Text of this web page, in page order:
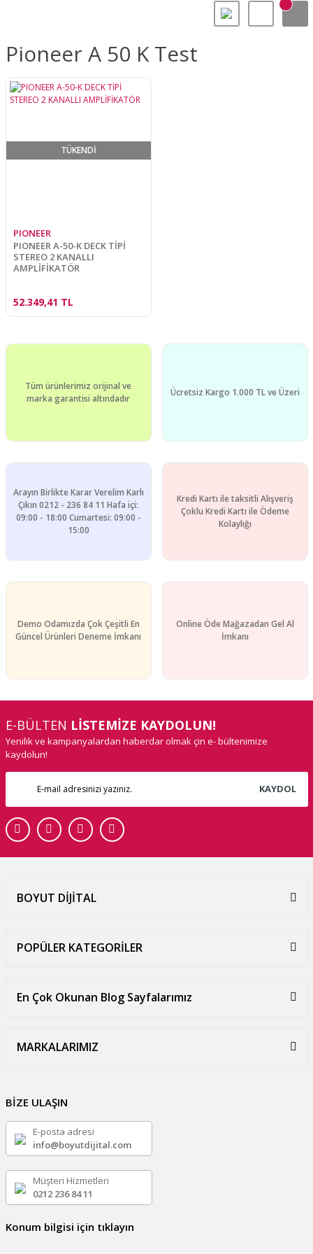
Pioneer A 50 K Test
TÜKENDİ
PIONEER
PIONEER A-50-K DECK TİPİ
STEREO 2 KANALLI
AMPLİFİKATÖR
52.349,41 TL
Tüm ürünlerimiz orijinal ve
marka garantisi altındadır
Ücretsiz Kargo 1.000 TL ve Üzeri
Arayın Birlikte Karar Verelim Karlı
Çıkın 0212 - 236 84 11 Hafa içi:
09:00 - 18:00 Cumartesi: 09:00 -
15:00
Kredi Kartı ile taksitli Alışveriş
Çoklu Kredi Kartı ile Ödeme
Kolaylığı
Demo Odamızda Çok Çeşitli En
Güncel Ürünleri Deneme İmkanı
Online Öde Mağazadan Gel Al
İmkanı
E-BÜLTEN LİSTEMİZE KAYDOLUN!
Yenilik ve kampanyalardan haberdar olmak çin e- bültenimize
kaydolun!
KAYDOL
BOYUT DİJİTAL
POPÜLER KATEGORİLER
En Çok Okunan Blog Sayfalarımız
MARKALARIMIZ
BİZE ULAŞIN
E-posta adresi
info@boyutdijital.com
Müşteri Hizmetleri
0212 236 84 11
Konum bilgisi için tıklayın